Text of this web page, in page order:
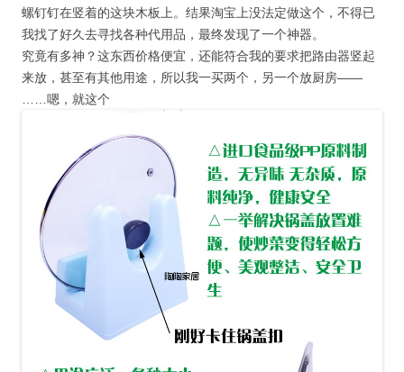
螺钉钉在竖着的这块木板上。结果淘宝上没法定做这个，不得已
我找了好久去寻找各种代用品，最终发现了一个神器。
究竟有多神？这东西价格便宜，还能符合我的要求把路由器竖起
来放，甚至有其他用途，所以我一买两个，另一个放厨房——
……嗯，就这个